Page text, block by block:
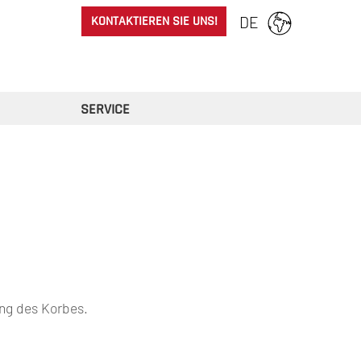
DE
KONTAKTIEREN SIE UNS!
SERVICE
des Korbes.